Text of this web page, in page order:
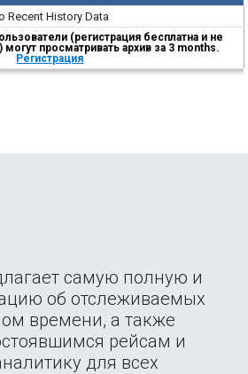
Recent History Data
(регистрация бесплатна и не
просматривать архив за 3 months.
Регистрация
самую полную и
об отслеживаемых
времени, а также
рейсам и
для всех